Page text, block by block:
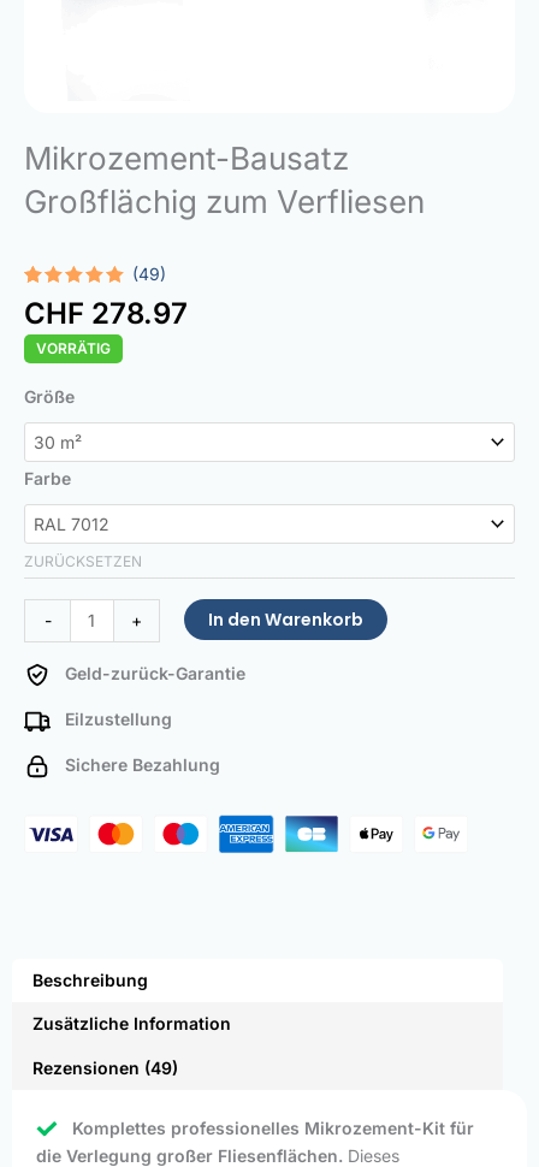
Mikrozement-Bausatz
Großflächig zum Verfliesen
Bewertet
mit 4.96
von 5,
basierend
auf
49
(49)
CHF 278.97
VORRÄTIG
Größe
Farbe
ZURÜCKSETZEN
-
Microcement
Kit
Large
Surface
for
Tiling
Menge
+ In den Warenkorb
Geld-zurück-Garantie
Eilzustellung
Sichere Bezahlung
Beschreibung
Zusätzliche Information
Rezensionen (49)
Komplettes professionelles Mikrozement-Kit für
die Verlegung großer Fliesenflächen. Dieses